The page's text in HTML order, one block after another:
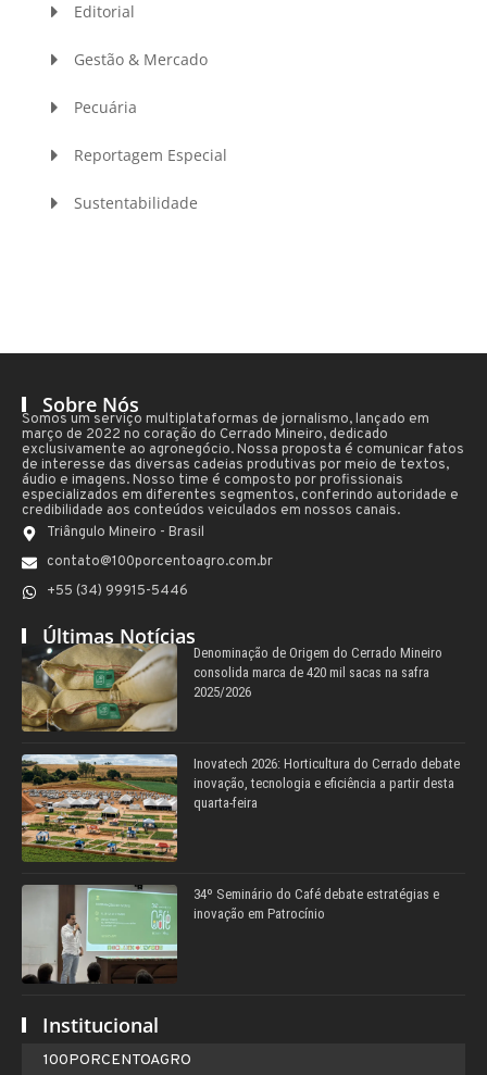
Editorial
Gestão & Mercado
Pecuária
Reportagem Especial
Sustentabilidade
Sobre Nós
Somos um serviço multiplataformas de jornalismo, lançado em
março de 2022 no coração do Cerrado Mineiro, dedicado
exclusivamente ao agronegócio. Nossa proposta é comunicar fatos
de interesse das diversas cadeias produtivas por meio de textos,
áudio e imagens. Nosso time é composto por profissionais
especializados em diferentes segmentos, conferindo autoridade e
credibilidade aos conteúdos veiculados em nossos canais.
Triângulo Mineiro - Brasil
contato@100porcentoagro.com.br
+55 (34) 99915-5446
Últimas Notícias
Denominação de Origem do Cerrado Mineiro
consolida marca de 420 mil sacas na safra
2025/2026
Inovatech 2026: Horticultura do Cerrado debate
inovação, tecnologia e eficiência a partir desta
quarta-feira
34º Seminário do Café debate estratégias e
inovação em Patrocínio
Institucional
100PORCENTOAGRO